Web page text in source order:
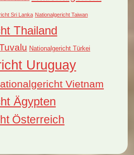
Sri Lanka Nationalgericht Taiwan
Thailand
Nationalgericht Türkei
Uruguay
Vietnam
Ägypten
Österreich